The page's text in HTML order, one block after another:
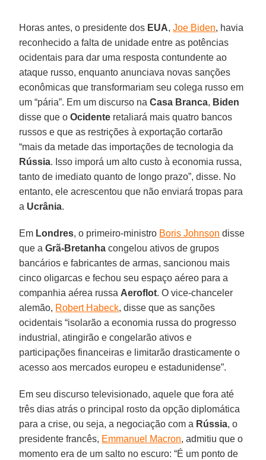
Horas antes, o presidente dos EUA,Joe Biden, havia
reconhecido a falta de unidade entre as potências
ocidentais para dar uma resposta contundente ao
ataque russo, enquanto anunciava novas sanções
econômicas que transformariam seu colega russo em
um “pária”. Em um discurso naCasa Branca, Biden
disse que oOcidente retaliará mais quatro bancos
russos e que as restrições à exportação cortarão
“mais da metade das importações de tecnologia da
Rússia. Isso imporá um alto custo à economia russa,
tanto de imediato quanto de longo prazo”, disse. No
entanto, ele acrescentou que não enviará tropas para
a Ucrânia.
Em Londres, o primeiro-ministro Boris Johnson disse
que aGrã-Bretanha congelou ativos de grupos
bancários e fabricantes de armas, sancionou mais
cinco oligarcas e fechou seu espaço aéreo para a
companhia aérea russa Aeroflot. O vice-chanceler
alemão, Robert Habeck, disse que as sanções
ocidentais “isolarão a economia russa do progresso
industrial, atingirão e congelarão ativos e
participações financeiras e limitarão drasticamente o
acesso aos mercados europeu e estadunidense”.
Em seu discurso televisionado, aquele que fora até
três dias atrás o principal rosto da opção diplomática
para a crise, ou seja, a negociação com a Rússia, o
presidente francês, Emmanuel Macron, admitiu que o
momento era de um salto no escuro: “É um ponto de